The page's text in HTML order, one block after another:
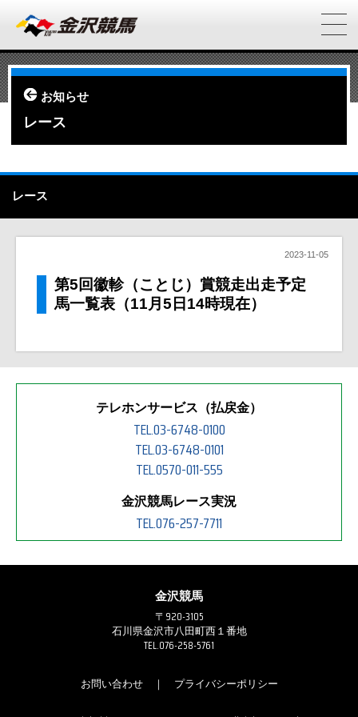
お知らせ
レース
レース
2023-11-05
第5回徽軫（ことじ）賞競走出走予定
馬一覧表（11月5日14時現在）
テレホンサービス（払戻金）
TEL.03-6748-0100
TEL.03-6748-0101
TEL.0570-011-555
金沢競馬レース実況
TEL.076-257-7711
金沢競馬
〒920-3105
石川県金沢市八田町西１番地
TEL.076-258-5761
お問い合わせ｜ プライバシーポリシー